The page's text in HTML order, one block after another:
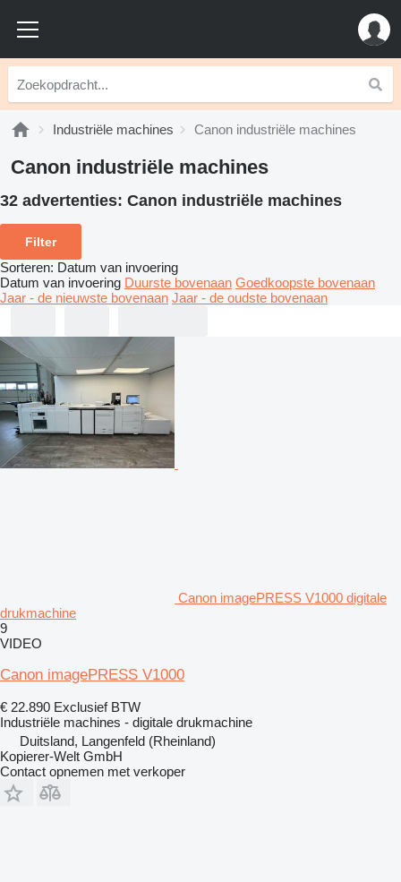
Industriële machines Canon industriële machines
Canon industriële machines
32 advertenties: Canon industriële machines
Filter
Sorteren: Datum van invoering
Datum van invoering Duurste bovenaan Goedkoopste bovenaan
Jaar - de nieuwste bovenaan Jaar - de oudste bovenaan
Canon imagePRESS V1000 digitale
drukmachine
9
VIDEO
Canon imagePRESS V1000
€ 22.890 Exclusief BTW
Industriële machines - digitale drukmachine
Duitsland, Langenfeld (Rheinland)
Kopierer-Welt GmbH
Contact opnemen met verkoper